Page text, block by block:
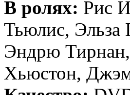
В ролях: Рис
Тьюлис, Эльза
Эндрю
Хьюстон,